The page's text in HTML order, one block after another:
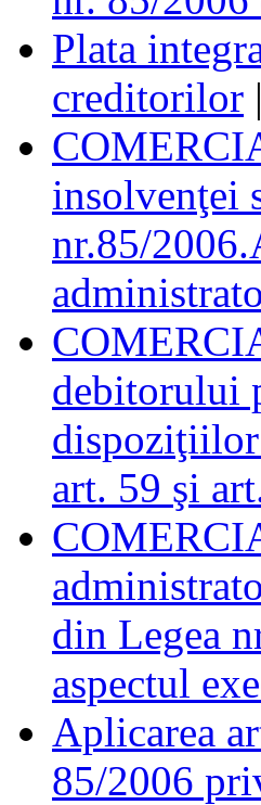
Plata
creditorilor
insolvenţei
nr.85/
debitorului
art. 59 şi
din Legea
aspectul
Aplicarea
85/2006